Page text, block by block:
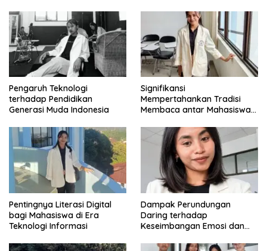
Pengaruh Teknologi
terhadap Pendidikan
Generasi Muda Indonesia
Signifikansi
Mempertahankan Tradisi
Membaca antar Mahasiswa
Pentingnya Literasi Digital
bagi Mahasiswa di Era
Teknologi Informasi
Dampak Perundungan
Daring terhadap
Keseimbangan Emosi dan